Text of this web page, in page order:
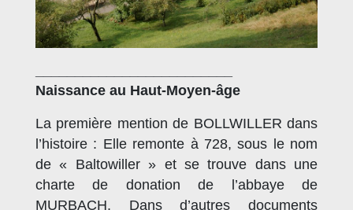
Naissance au Haut-Moyen-âge
La première mention de BOLLWILLER dans
l’histoire : Elle remonte à 728, sous le nom
de « Baltowiller » et se trouve dans une
charte de donation de l’abbaye de
MURBACH. Dans d’autres documents